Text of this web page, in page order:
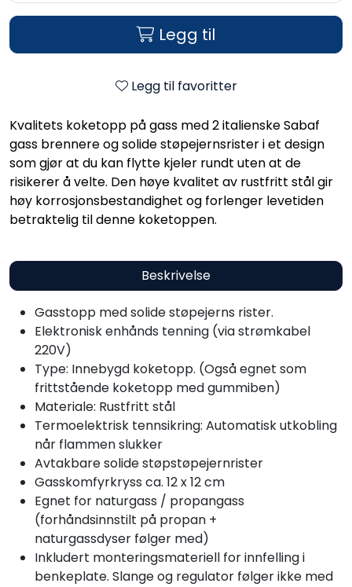
Legg til
Legg til favoritter
Kvalitets koketopp på gass med 2 italienske Sabaf
gass brennere og solide støpejernsrister i et design
som gjør at du kan flytte kjeler rundt uten at de
risikerer å velte. Den høye kvalitet av rustfritt stål gir
høy korrosjonsbestandighet og forlenger levetiden
betraktelig til denne koketoppen.
Beskrivelse
Gasstopp med solide støpejerns rister.
Elektronisk enhånds tenning (via strømkabel
220V)
Type: Innebygd koketopp. (Også egnet som
frittstående koketopp med gummiben)
Materiale: Rustfritt stål
Termoelektrisk tennsikring: Automatisk utkobling
når flammen slukker
Avtakbare solide støpstøpejernrister
Gasskomfyrkryss ca. 12 x 12 cm
Egnet for naturgass / propangass
(forhåndsinnstilt på propan +
naturgassdyser følger med)
Inkludert monteringsmateriell for innfelling i
benkeplate. Slange og regulator følger ikke med